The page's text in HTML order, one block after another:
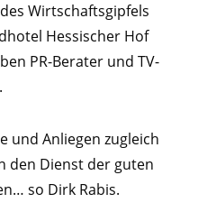
Wirtschaftsgipfels
Hessischer Hof
PR-Berater und TV-
und Anliegen zugleich
den Dienst der guten
so Dirk Rabis.